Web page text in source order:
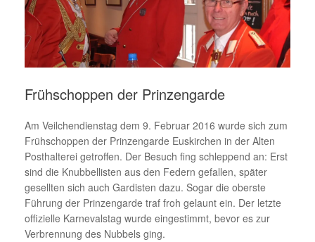
Frühschoppen der Prinzengarde
Am Veilchendienstag dem 9. Februar 2016 wurde sich zum
Frühschoppen der Prinzengarde Euskirchen in der Alten
Posthalterei getroffen. Der Besuch fing schleppend an: Erst
sind die Knubbellisten aus den Federn gefallen, später
gesellten sich auch Gardisten dazu. Sogar die oberste
Führung der Prinzengarde traf froh gelaunt ein. Der letzte
offizielle Karnevalstag wurde eingestimmt, bevor es zur
Verbrennung des Nubbels ging.